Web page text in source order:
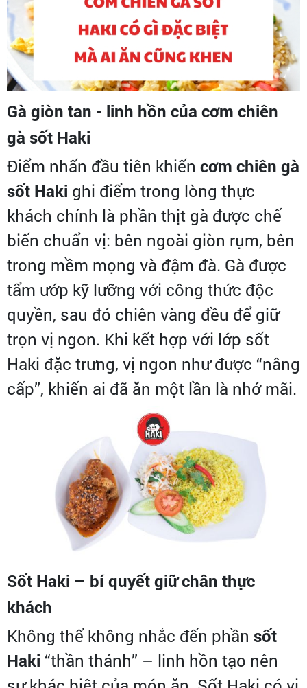
Gà giòn tan - linh hồn của cơm chiên
gà sốt Haki
Điểm nhấn đầu tiên khiến cơm chiên gà
sốt Haki ghi điểm trong lòng thực
khách chính là phần thịt gà được chế
biến chuẩn vị: bên ngoài giòn rụm, bên
trong mềm mọng và đậm đà. Gà được
tẩm ướp kỹ lưỡng với công thức độc
quyền, sau đó chiên vàng đều để giữ
trọn vị ngon. Khi kết hợp với lớp sốt
Haki đặc trưng, vị ngon như được “nâng
cấp”, khiến ai đã ăn một lần là nhớ mãi.
Sốt Haki – bí quyết giữ chân thực
khách
Không thể không nhắc đến phần sốt
Haki “thần thánh” – linh hồn tạo nên